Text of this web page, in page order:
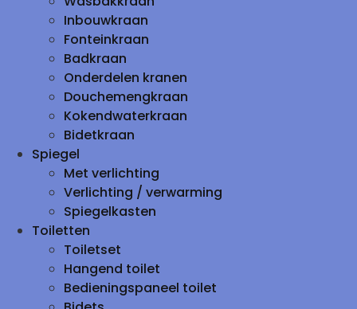
Inbouwkraan
Fonteinkraan
Badkraan
Onderdelen kranen
Douchemengkraan
Kokendwaterkraan
Bidetkraan
Spiegel
Met verlichting
Verlichting / verwarming
Spiegelkasten
Toiletten
Toiletset
Hangend toilet
Bedieningspaneel toilet